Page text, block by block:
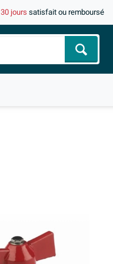
30 jours satisfait ou remboursé
Chercher